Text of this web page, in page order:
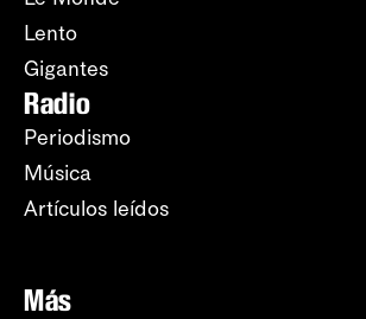
Lento
Gigantes
Radio
Periodismo
Música
Artículos leídos
Más